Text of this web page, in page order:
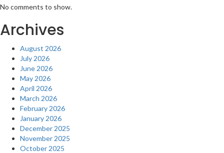
No comments to show.
Archives
August 2026
July 2026
June 2026
May 2026
April 2026
March 2026
February 2026
January 2026
December 2025
November 2025
October 2025